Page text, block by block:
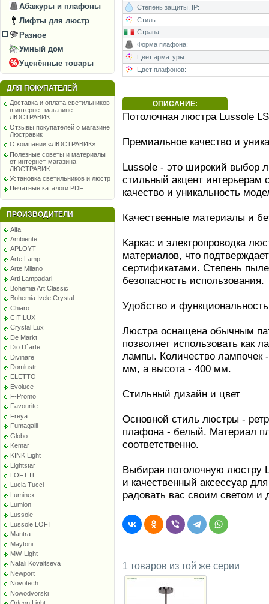
Абажуры и плафоны
Лифты для люстр
Разное
Умный дом
Уценённые товары
ДЛЯ ПОКУПАТЕЛЕЙ
Доставка и оплата светильников
в интернет магазине
ЛЮСТРАВИК
Отзывы покупателей о магазине
Люстравик
О компании «ЛЮСТРАВИК»
Полезные советы и материалы
от интернет-магазина
ЛЮСТРАВИК
Установка светильников и люстр
Печатные каталоги PDF
ПРОИЗВОДИТЕЛИ
Alfa
Ambiente
APLOYT
Arte Lamp
Arte Milano
Arti Lampadari
Bohemia Art Classic
Bohemia Ivele Crystal
Chiaro
CITILUX
Crystal Lux
De Markt
Dio D`arte
Divinare
Domlustr
ELETTO
Evoluce
F-Promo
Favourite
Freya
Fumagalli
Globo
Kemar
KINK Light
Lightstar
LOFT IT
Lucia Tucci
Luminex
Lumion
Lussole
Lussole LOFT
Mantra
Maytoni
MW-Light
Natali Kovaltseva
Newport
Novotech
Nowodvorski
Степень защиты, IP:
Стиль:
Страна:
Форма плафона:
Цвет арматуры:
Цвет плафонов:
ОПИСАНИЕ:
Потолочная люстра Lussole
Премиальное качество и
Lussole - это широкий выбор
стильный акцент
качество и уникальность
Качественные материалы и
Каркас и электропроводка
материалов, что
сертификатами. Степень
безопасность использования.
Удобство и функциональность
Люстра оснащена обычным
позволяет использовать как
лампы. Количество лампочек
мм, а высота - 400 мм.
Стильный дизайн и цвет
Основной стиль люстры -
плафона - белый. Материал
соответственно.
Выбирая потолочную люстру
и качественный аксессуар
радовать вас своим светом и
1 товаров из той же серии